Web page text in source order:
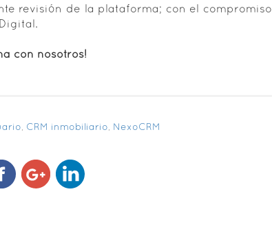
revisión de la plataforma; con el compromiso
con nosotros!
, CRM inmobiliario, NexoCRM